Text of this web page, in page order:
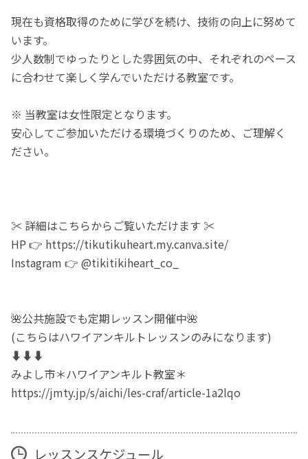
現在も資格取得のために学びを続け、技術の向上に努めて
います。
少人数制でゆったりとした雰囲気の中、それぞれのペース
に合わせて楽しく学んでいただける教室です。
※ 当教室は女性限定となります。
安心してご参加いただける環境づくりのため、ご理解く
ださい。
✂️ 詳細はこちらからご覧いただけます ✂️
HP 👉 https://tikutikuheart.my.canva.site/
Instagram 👉 @tikitikiheart_co_
🌺公共施設でも定期レッスン開催中🌺
(こちらはハワイアンキルトレッスンのみになります)
⬇️⬇️⬇️
みよし市＊ハワイアンキルト教室＊
https://jmty.jp/s/aichi/les-craf/article-1a2lqo
レッスンスケジュール